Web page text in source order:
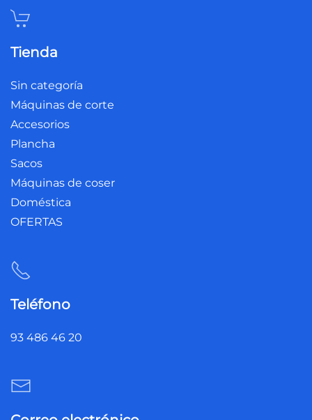
Tienda
Sin categoría
Máquinas de corte
Accesorios
Plancha
Sacos
Máquinas de coser
Doméstica
OFERTAS
Teléfono
93 486 46 20